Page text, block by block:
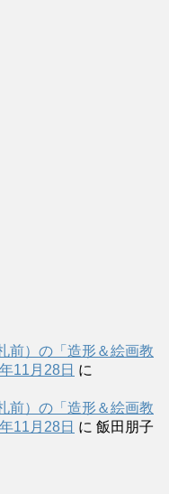
前）の「造形＆絵画教
11月28日 に
前）の「造形＆絵画教
11月28日 に 飯田朋子